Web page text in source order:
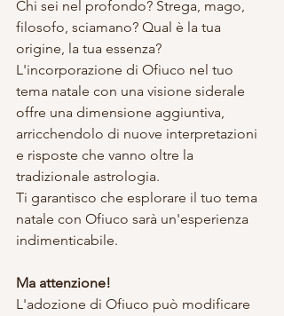
Chi sei nel profondo? Strega, mago,
filosofo, sciamano? Qual è la tua
origine, la tua essenza?
L'incorporazione di Ofiuco nel tuo
tema natale con una visione siderale
offre una dimensione aggiuntiva,
arricchendolo di nuove interpretazioni
e risposte che vanno oltre la
tradizionale astrologia.
Ti garantisco che esplorare il tuo tema
natale con Ofiuco sarà un'esperienza
indimenticabile.
Ma attenzione!
L'adozione di Ofiuco può modificare